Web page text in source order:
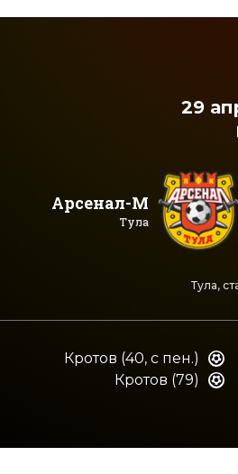
29
Арсенал-М
Тула
Тула,
Кротов (40, с пен.)
Кротов (79)